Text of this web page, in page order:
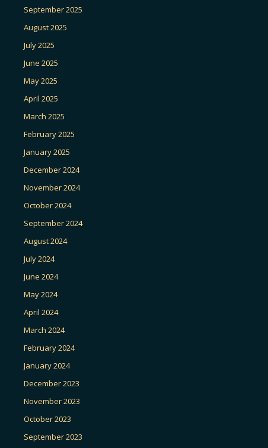
September 2025
August 2025
July 2025
June 2025
May 2025
April 2025
March 2025
February 2025
January 2025
December 2024
November 2024
October 2024
September 2024
August 2024
July 2024
June 2024
May 2024
April 2024
March 2024
February 2024
January 2024
December 2023
November 2023
October 2023
September 2023